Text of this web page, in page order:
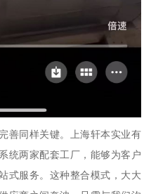
善同样关键。上海轩本实业有
统两家配套工厂，能够为客户
式服务。这种整合模式，大大